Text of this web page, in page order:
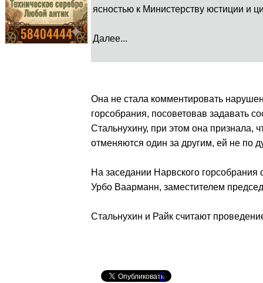
ясностью к Министерству юстиции и
Далее...
Она не стала комментировать
горсобрания, посоветовав задавать
Стальнухину, при этом она признала,
отменяются один за другим, ей не по
На заседании Нарвского
Урбо Ваарманн, заместителем
Стальнухин и Райк считают
0